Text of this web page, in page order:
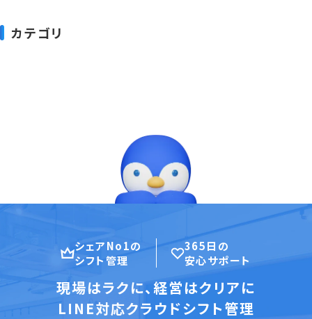
カテゴリ
シェアNo1の
シフト管理
365日の
安心サポート
現場はラクに、経営はクリアに
LINE対応クラウドシフト管理